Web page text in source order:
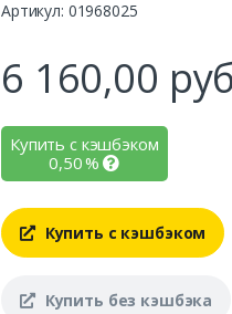
Артикул: 01968025
6 160,00
Купить с кэшбэком
0,50%
Купить с кэшбэком
Купить без кэшбэка